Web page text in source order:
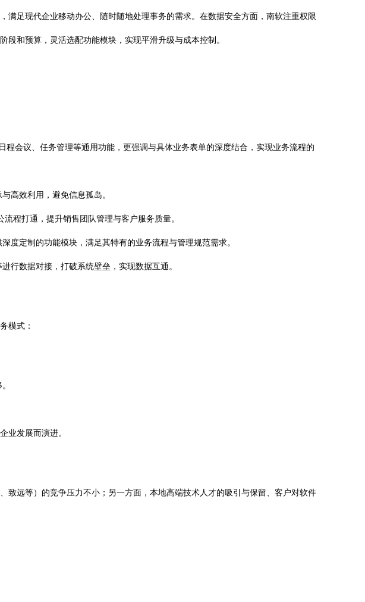
足现代企业移动办公、随时随地处理事务的需求。在数据安全方面，南软注重权限
和预算，灵活选配功能模块，实现平滑升级与成本控制。
会议、任务管理等通用功能，更强调与具体业务表单的深度结合，实现业务流程的
高效利用，避免信息孤岛。
程打通，提升销售团队管理与客户服务质量。
度定制的功能模块，满足其特有的业务流程与管理规范需求。
行数据对接，打破系统壁垒，实现数据互通。
模式：
业发展而演进。
远等）的竞争压力不小；另一方面，本地高端技术人才的吸引与保留、客户对软件